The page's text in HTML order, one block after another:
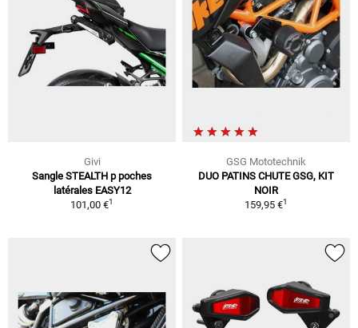
Givi
Sangle STEALTH p poches
latérales EASY12
101,00 €1
GSG Mototechnik
DUO PATINS CHUTE GSG, KIT
NOIR
159,95 €1